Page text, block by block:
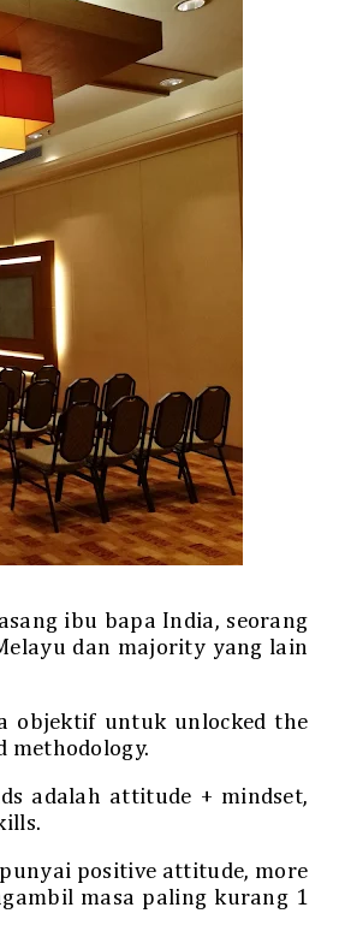
ibu bapa India, seorang
dan majority yang lain
objektif untuk unlocked the
methodology.
adalah attitude + mindset,
positive attitude, more
masa paling kurang 1